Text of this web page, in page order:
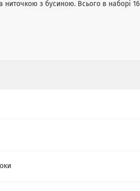
ниточкою з бусиною. Всього в наборі 16